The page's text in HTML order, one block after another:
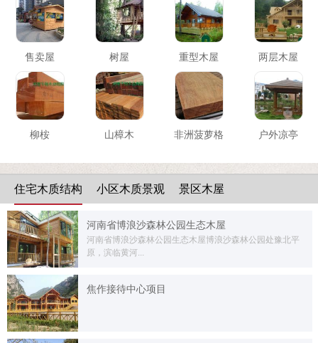
售卖屋 树屋 重型木屋 两层木屋
柳桉 山樟木 非洲菠萝格 户外凉亭
住宅木质结构 小区木质景观 景区木屋
河南省博浪沙森林公园生态木屋
河南省博浪沙森林公园生态木屋博浪沙森林公园处豫北平
原，滨临黄河...
焦作接待中心项目